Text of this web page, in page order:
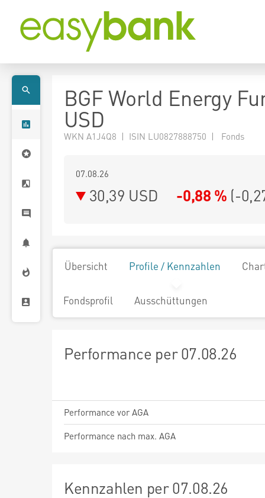
BGF World Energy
USD
WKN A1J4Q8 | ISIN LU0827888750 | Fonds
07.08.26
30,39 USD -0,88 % (-
Übersicht Profile / Kennzahlen
Fondsprofil Ausschüttungen
Performance per 07.08.26
Performance vor AGA
Performance nach max. AGA
Kennzahlen per 07.08.26